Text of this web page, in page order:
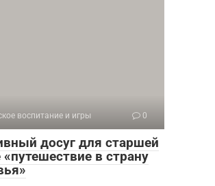
воспитание и игры 0
досуг для старшей
«путешествие в страну